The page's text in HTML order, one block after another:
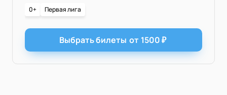
0+ Первая лига
Выбрать билеты от 1500₽